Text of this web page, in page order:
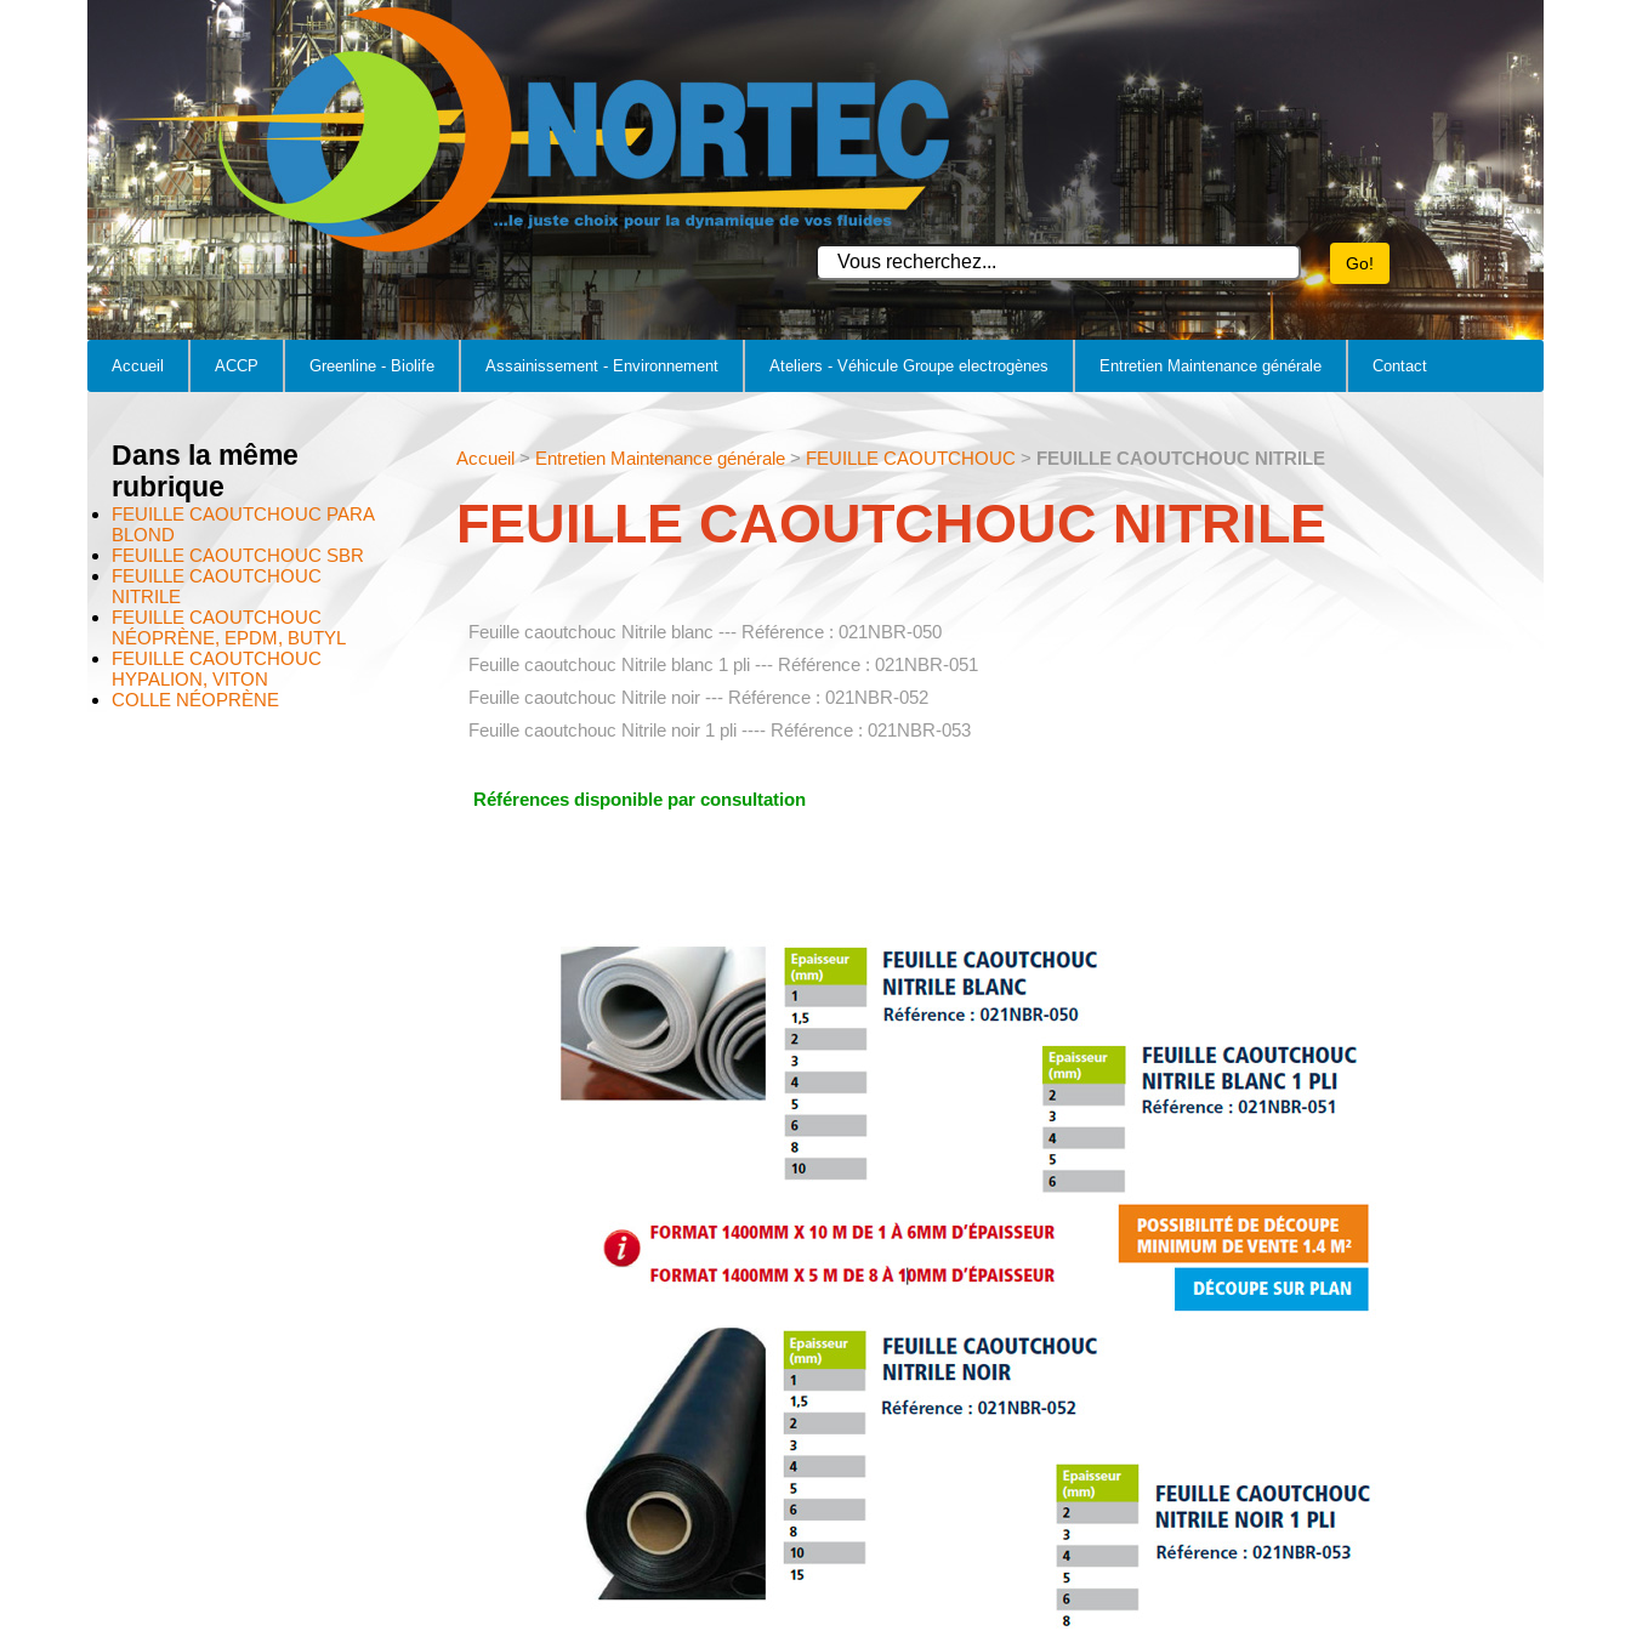
Accueil ACCP Greenline - Biolife Assainissement - Environnement Ateliers - Véhicule Groupe electrogènes Entretien Maintenance générale Contact
Dans la même
rubrique
FEUILLE CAOUTCHOUC PARA
BLOND
FEUILLE CAOUTCHOUC SBR
FEUILLE CAOUTCHOUC
NITRILE
FEUILLE CAOUTCHOUC
NÉOPRÈNE, EPDM, BUTYL
FEUILLE CAOUTCHOUC
HYPALION, VITON
COLLE NÉOPRÈNE
Accueil>Entretien Maintenance générale>FEUILLE CAOUTCHOUC > FEUILLE CAOUTCHOUC NITRILE
FEUILLE CAOUTCHOUC NITRILE
Feuille caoutchouc Nitrile blanc --- Référence : 021NBR-050
Feuille caoutchouc Nitrile blanc 1 pli --- Référence : 021NBR-051
Feuille caoutchouc Nitrile noir --- Référence : 021NBR-052
Feuille caoutchouc Nitrile noir 1 pli ---- Référence : 021NBR-053
Références disponible par consultation